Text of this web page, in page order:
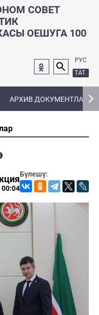
СОВЕТ
ОЕШУГА 100
РУС
ТАТ
АРХИВ ДОКУМЕНТЛАРЫ
Бүлешү:
00:04